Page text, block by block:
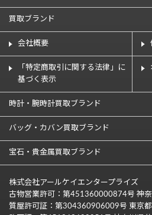
買取ブランド
会社概要
「特定商取引に関する法律」に
基づく表示
時計・腕時計買取ブランド
バッグ・カバン買取ブランド
宝石・貴金属買取ブランド
株式会社アールケイエンタープライズ
古物営業許可：第451360000874号 神奈
質屋許可証：第304360906009号 東京